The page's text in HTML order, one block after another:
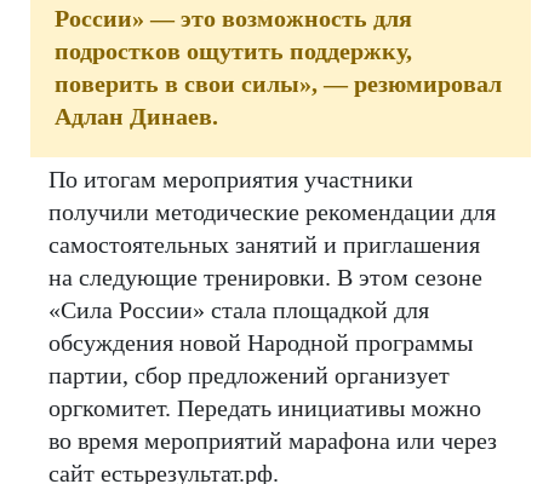
России» — это возможность для
подростков ощутить поддержку,
поверить в свои силы», — резюмировал
Адлан Динаев.
По итогам мероприятия участники
получили методические рекомендации для
самостоятельных занятий и приглашения
на следующие тренировки. В этом сезоне
«Сила России» стала площадкой для
обсуждения новой Народной программы
партии, сбор предложений организует
оргкомитет. Передать инициативы можно
во время мероприятий марафона или через
сайт естьрезультат.рф.